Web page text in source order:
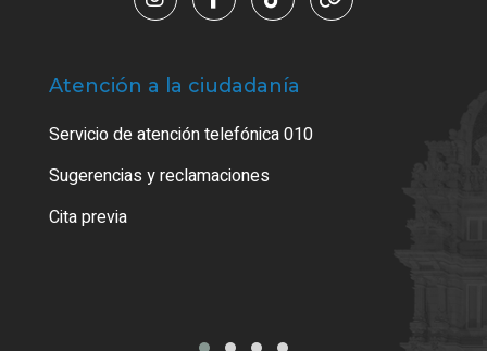
Atención a la ciudadanía
Servicio de atención telefónica 010
Sugerencias y reclamaciones
Cita previa